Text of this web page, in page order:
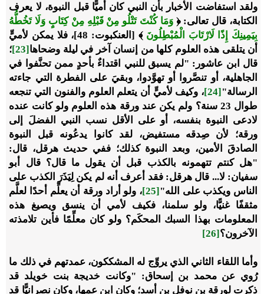
ولقد استفاضت الأخبار بأن النبي كان أميًّا قبل النبوة، لا يعرف
الكتابة، قال تعالى: ﴿وَمَا كُنْتَ تَتْلُو مِنْ قَبْلِهِ مِنْ كِتَابٍ وَلَا تَخُطُّهُ
بِيَمِينِكَ إِذًا لَارْتَابَ الْمُبْطِلُونَ
﴾ [العنكبوت: 48]، فلا يمكن لأميٍّ
أن يتلقى هذه العلوم كلها من إنسان آخر في ليلة وضحاها[23]
؛
قال ابن عاشور: "لم يسبق للنبي اقتداءٌ بأحدٍ ممن تحنَّفوا في
الجاهلية، أو تنصَّروا أو تهوَّدوا، وبقيَ على الفطرة التي جاءته
الرسالة"[24]
، وكيف لأميٍّ أن يتعلم العلوم والفنون التي تنجعه
طوال 23 سنة؟ ولم يكن عند ورقة هذه العلوم ولو كانت عنده
لادعى النبوة بنفسه، أو على الأقل نسب النبي الفضلَ إلى
ورقة؛ لأن صِدقه مستفيض، لقد كانوا يدعُونه قبل النبوة
الصادقَ الأمين، وبعد النبوة كذلك؛ ففي حديث هرقل، قال:
"هل كنتم تتهمونه بالكذب قبل أن يقول ما قال؟ قال أبو
سفيان: لا... قال هرقل: فقد أعرف أنه لم يكن لِيَذَرَ الكذب على
الناس ويكذب على الله"[25]
، ولو أراد ورقة أن يعلِّم أحدًا لعلَّم
مثقفًا غنيًّا، ولو سلمنا، فكيف لأمي أن ينسق ويصيغ هذه
المعلومات بهذا السبك المحكَم؟ ولو كان معلِّمًا فأين تلامذته
الآخرون؟[26]
وأما اللقاء الثاني الذي يروِّج له المشككون، عمدتهم في ذلك ما
رُوي عن محمد بن إسحاق: "وكانت خديجة بنت خويلد قد
ذكرت لورقة بن نوفل بن أسد؛ وكان ابن عمها، وكان نصرانيًّا قد